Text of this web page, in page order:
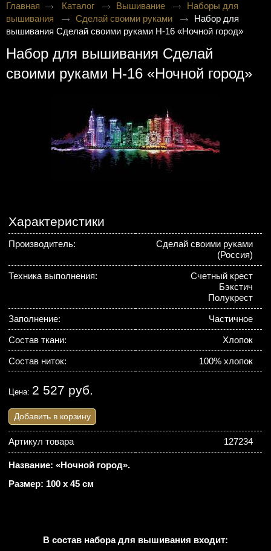
Главная Каталог Вышивание
Наборы для
вышивания
Сделай своими руками
Набор для
вышивания Сделай своими руками Н-16 «Ночной город»
Набор для вышивания Сделай
своими руками Н-16 «Ночной город»
Характеристики
Производитель:
Сделай своими руками
(Россия)
Техника выполнения:
Счетный крест
Бэкстич
Полукрест
Заполнение: Частичное
Состав ткани: Хлопок
Состав ниток: 100% хлопок
Цена: 2 527 руб.
Добавить в корзину
Артикул товара 127234
Название: «Ночной город».
Размер: 100 х 45 см
В состав набора для вышивания входит: